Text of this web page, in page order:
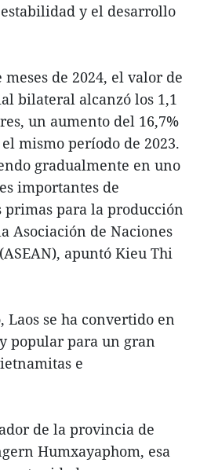
y el desarrollo
de 2024, el valor de
bilateral alcanzó los 1,1
un aumento del 16,7%
mismo período de 2023.
gradualmente en uno
importantes de
primas para la producción
Asociación de Naciones
apuntó Kieu Thi
se ha convertido en
popular para un gran
e
de la provincia de
Humxayaphom, esa